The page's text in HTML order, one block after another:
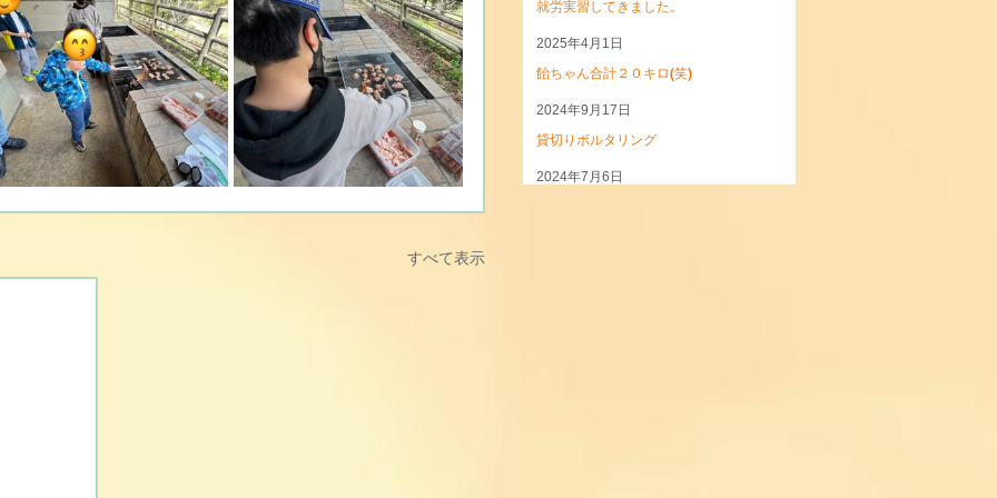
就労実習してきました。
2025年4月1日
飴ちゃん合計２０キロ(笑)
2024年9月17日
貸切りボルタリング
2024年7月6日
すべて表示